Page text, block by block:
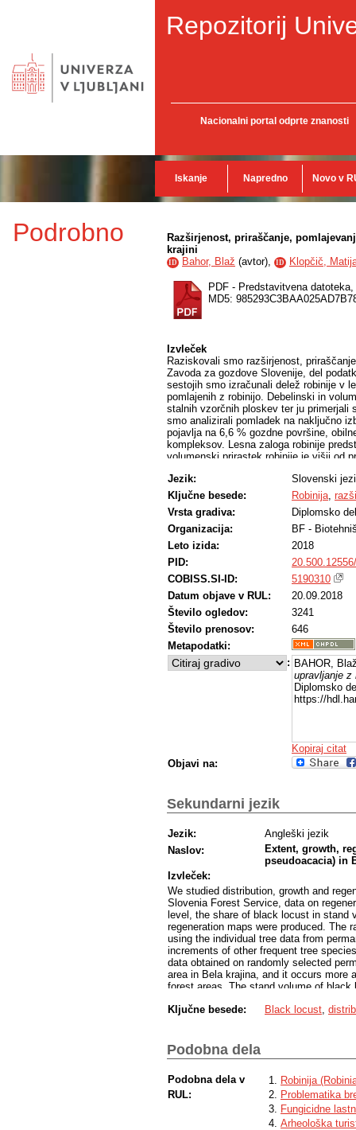
Repozitorij
Nacionalni portal odprte znanosti
Iskanje Napredno Novo v
Podrobno
Razširjenost, priraščanje,
krajini
ID Bahor, Blaž (avtor), ID Klopčič,
PDF - Predstavitvena datoteka,
MD5:
Izvleček
Raziskovali smo razširjenost,
Zavoda za gozdove Slovenije, del
sestojih smo izračunali delež robinije v
pomlajenih z robinijo. Debelinski in
stalnih vzorčnih ploskev ter ju primerjali
smo analizirali pomladek na naključno
pojavlja na 6,6 % gozdne površine,
kompleksov. Lesna zaloga robinije
volumenski prirastek robinije je višji od
upoštevati pri gospodarjenju z gozdovi.
Jezik:
Slovenski
Ključne besede:
Robinija,
Vrsta gradiva:
Diplomsko
Organizacija:
BF -
Leto izida:
2018
PID:
COBISS.SI-ID:
5190310
Datum objave v RUL:
20.09.2018
Število ogledov:
3241
Število prenosov:
646
Metapodatki:
: BAHOR,
upravljanje z
Diplomsko
https://
Kopiraj citat
Objavi na:
Sekundarni jezik
Jezik:
Angleški jezik
Naslov:
Extent, growth,
pseudoacacia) in
Izvleček:
We studied distribution, growth and
Slovenia Forest Service, data on
level, the share of black locust in stand
regeneration maps were produced. The
using the individual tree data from
increments of other frequent tree
data obtained on randomly selected
area in Bela krajina, and it occurs more
forest areas. The stand volume of
occurring with black locust in the
Ključne besede: Black locust
Podobna dela
Podobna dela v
RUL:
Robinija
Problematika
Fungicidne
Arheološka